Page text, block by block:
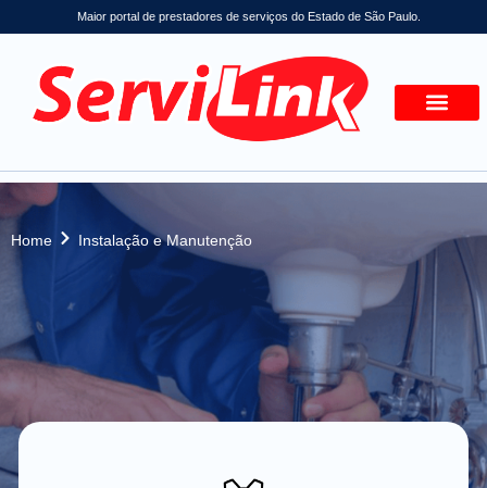
Maior portal de prestadores de serviços do Estado de São Paulo.
Home Instalação e Manutenção